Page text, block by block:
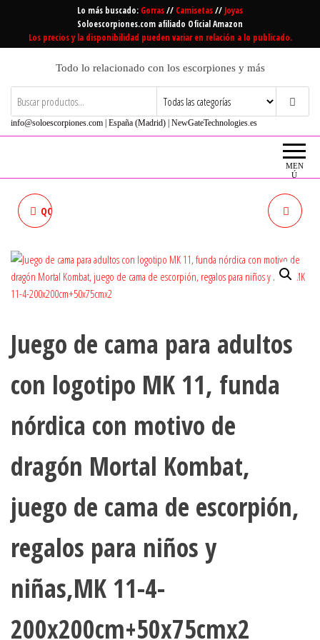
contenido
Lo más buscado: Gorras// Camisetas// Joyas
Soloescorpiones.com afiliado Oficial Amazon
Los precios y la disponibilidad pueden variar en relación a lo publicado.
Todo lo relacionado con los escorpiones y más
info@soloescorpiones.com | España (Madrid) | NewGateTechnologies.es
MEN
Ú
QOQON MORTAL KOMBAT X
3 PIEZAS CON 1 FUNDA
DE ALMOHADA JUEGO DE
MICROFIBRA CREMALLERA
ULTRA SUAVE COLSURE C138
JUEGO DE ROPA DE CAMA,
3 PIEZAS, 1 FUNDA DE
EDREDÓN Y 2 FUNDAS DE
ALMOHADA (MK11-A,135 X 200
Juego de cama para adultos
con logotipo MK 11, funda
nórdica con motivo de
dragón Mortal Kombat,
juego de cama de escorpión,
regalos para niños y
niñas,MK 11-4-
200x200cm+50x75cmx2